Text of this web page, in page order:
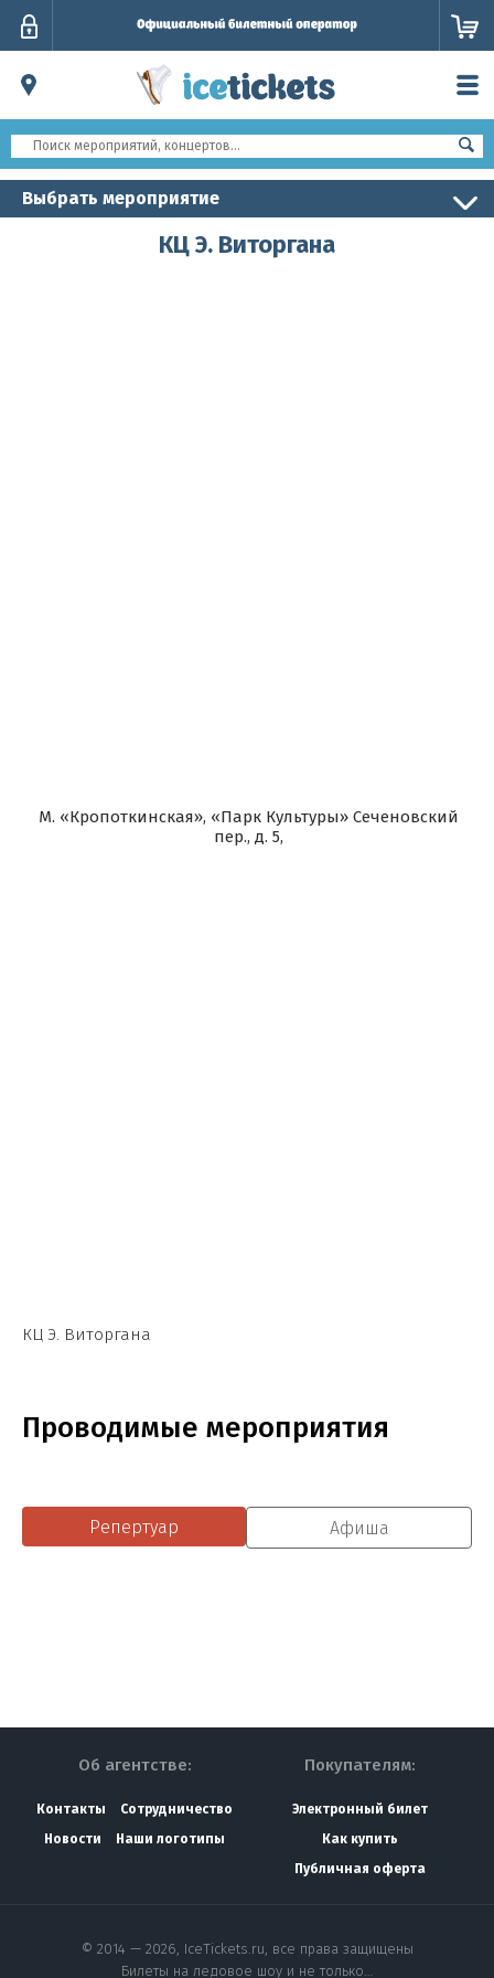
Выбрать мероприятие
КЦ Э. Виторгана
М. «Кропоткинская», «Парк Культуры» Сеченовский
пер., д. 5,
КЦ Э. Виторгана
Проводимые мероприятия
Репертуар Афиша
Об агентстве:
Контакты
Сотрудничество
Новости
Наши логотипы
Покупателям:
Электронный билет
Как купить
Публичная оферта
© 2014 — 2026, IceTickets.ru, все права защищены
Билеты на ледовое шоу и не только…